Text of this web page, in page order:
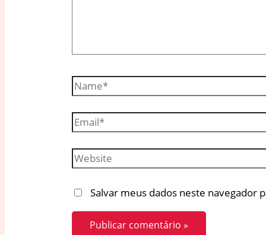
Name*
Email*
Website
Salvar meus dados neste navegador